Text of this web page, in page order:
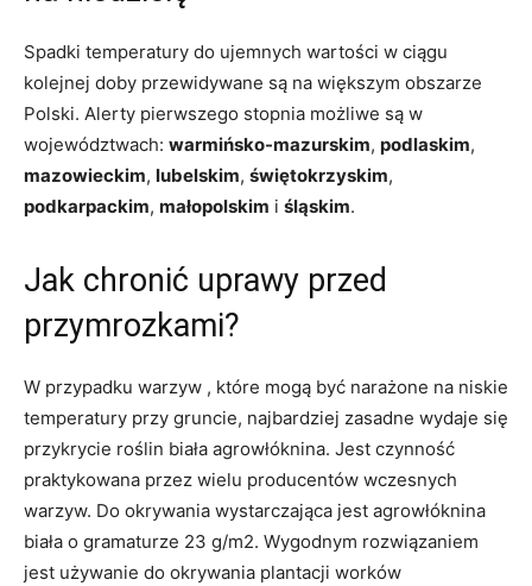
Spadki temperatury do ujemnych wartości w ciągu
kolejnej doby przewidywane są na większym obszarze
Polski. Alerty pierwszego stopnia możliwe są w
województwach: warmińsko-mazurskim, podlaskim,
mazowieckim, lubelskim, świętokrzyskim,
podkarpackim, małopolskim i śląskim.
Jak chronić uprawy przed
przymrozkami?
W przypadku warzyw , które mogą być narażone na niskie
temperatury przy gruncie, najbardziej zasadne wydaje się
przykrycie roślin biała agrowłóknina. Jest czynność
praktykowana przez wielu producentów wczesnych
warzyw. Do okrywania wystarczająca jest agrowłóknina
biała o gramaturze 23 g/m2. Wygodnym rozwiązaniem
jest używanie do okrywania plantacji worków